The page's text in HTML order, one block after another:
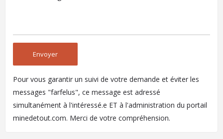
Pour vous garantir un suivi de votre demande et éviter les
messages "farfelus", ce message est adressé
simultanément à l'intéressé.e ET à l'administration du portail
minedetout.com. Merci de votre compréhension.